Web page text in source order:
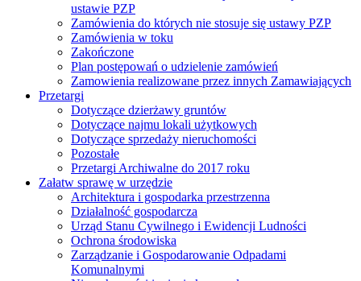
ustawie PZP
Zamówienia do których nie stosuje się ustawy PZP
Zamówienia w toku
Zakończone
Plan postępowań o udzielenie zamówień
Zamowienia realizowane przez innych Zamawiających
Przetargi
Dotyczące dzierżawy gruntów
Dotyczące najmu lokali użytkowych
Dotyczące sprzedaży nieruchomości
Pozostałe
Przetargi Archiwalne do 2017 roku
Załatw sprawę w urzędzie
Architektura i gospodarka przestrzenna
Działalność gospodarcza
Urząd Stanu Cywilnego i Ewidencji Ludności
Ochrona środowiska
Zarządzanie i Gospodarowanie Odpadami
Komunalnymi